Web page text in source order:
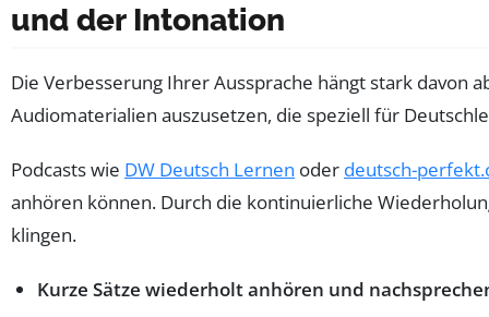
und der Intonation
Die Verbesserung Ihrer Aussprache hängt stark davon
Audiomaterialien auszusetzen, die speziell für
Podcasts wie DW Deutsch Lernen oder deutsch-
anhören können. Durch die kontinuierliche
klingen.
Kurze Sätze wiederholt anhören und